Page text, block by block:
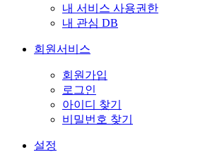
내 서비스 사용권한
내 관심 DB
회원서비스
회원가입
로그인
아이디 찾기
비밀번호 찾기
설정